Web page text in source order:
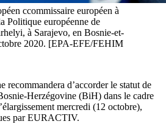
ccommissaire européen à
Politique européenne de
à Sarajevo, en Bosnie-et-
2020. [EPA-EFE/FEHIM
recommandera d’accorder le statut de
Herzégovine (BiH) dans le cadre
mercredi (12 octobre),
par EURACTIV.